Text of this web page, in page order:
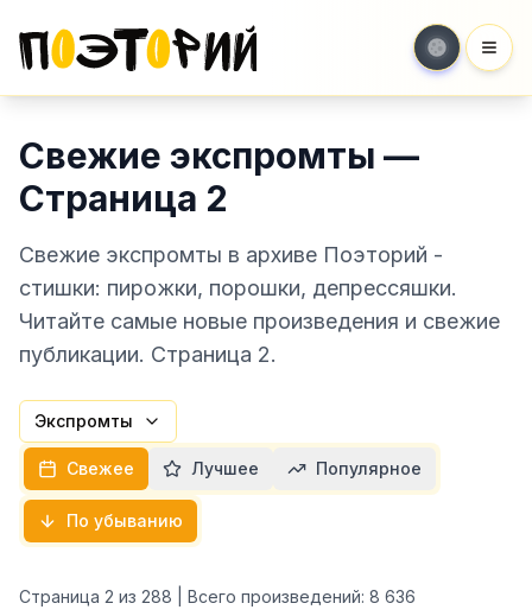
Свежие экспромты —
Страница 2
Свежие экспромты в архиве Поэторий -
стишки: пирожки, порошки, депрессяшки.
Читайте самые новые произведения и свежие
публикации. Страница 2.
Экспромты
Свежее Лучшее Популярное
По убыванию
Страница 2 из 288 | Всего произведений: 8 636